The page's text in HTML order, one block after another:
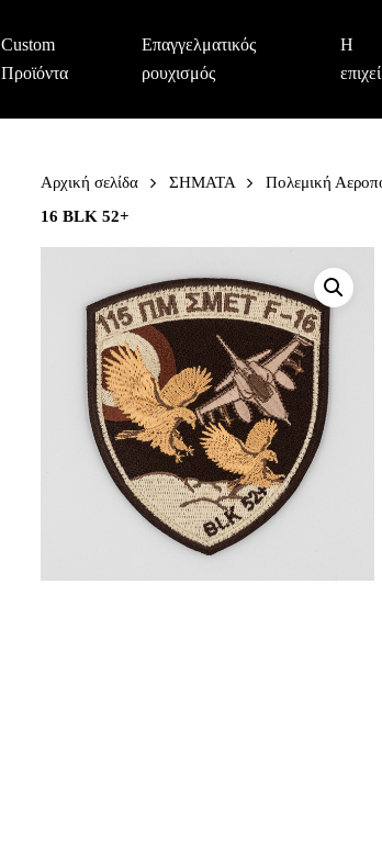
Custom
Προϊόντα
Επαγγελματικός
ρουχισμός
Η
Αρχική σελίδα ΣΗΜΑΤΑ Πολεμική
16 BLK 52+